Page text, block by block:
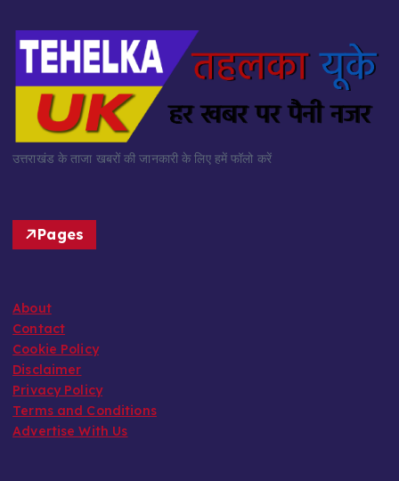
उत्तराखंड के ताजा खबरों की जानकारी के लिए हमें फॉलो करें
Pages
About
Contact
Cookie Policy
Disclaimer
Privacy Policy
Terms and Conditions
Advertise With Us